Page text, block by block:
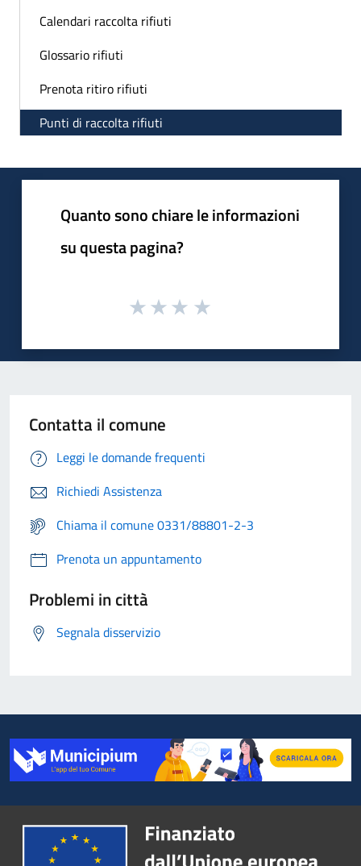
Calendari raccolta rifiuti
Glossario rifiuti
Prenota ritiro rifiuti
Punti di raccolta rifiuti
Quanto sono chiare le informazioni
su questa pagina?
Contatta il comune
Leggi le domande frequenti
Richiedi Assistenza
Chiama il comune 0331/88801-2-3
Prenota un appuntamento
Problemi in città
Segnala disservizio